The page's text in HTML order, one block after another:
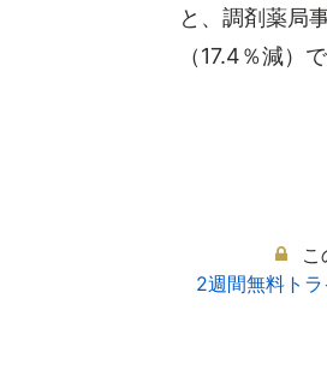
と、調剤薬局
（17.4％減）
2週間無料ト